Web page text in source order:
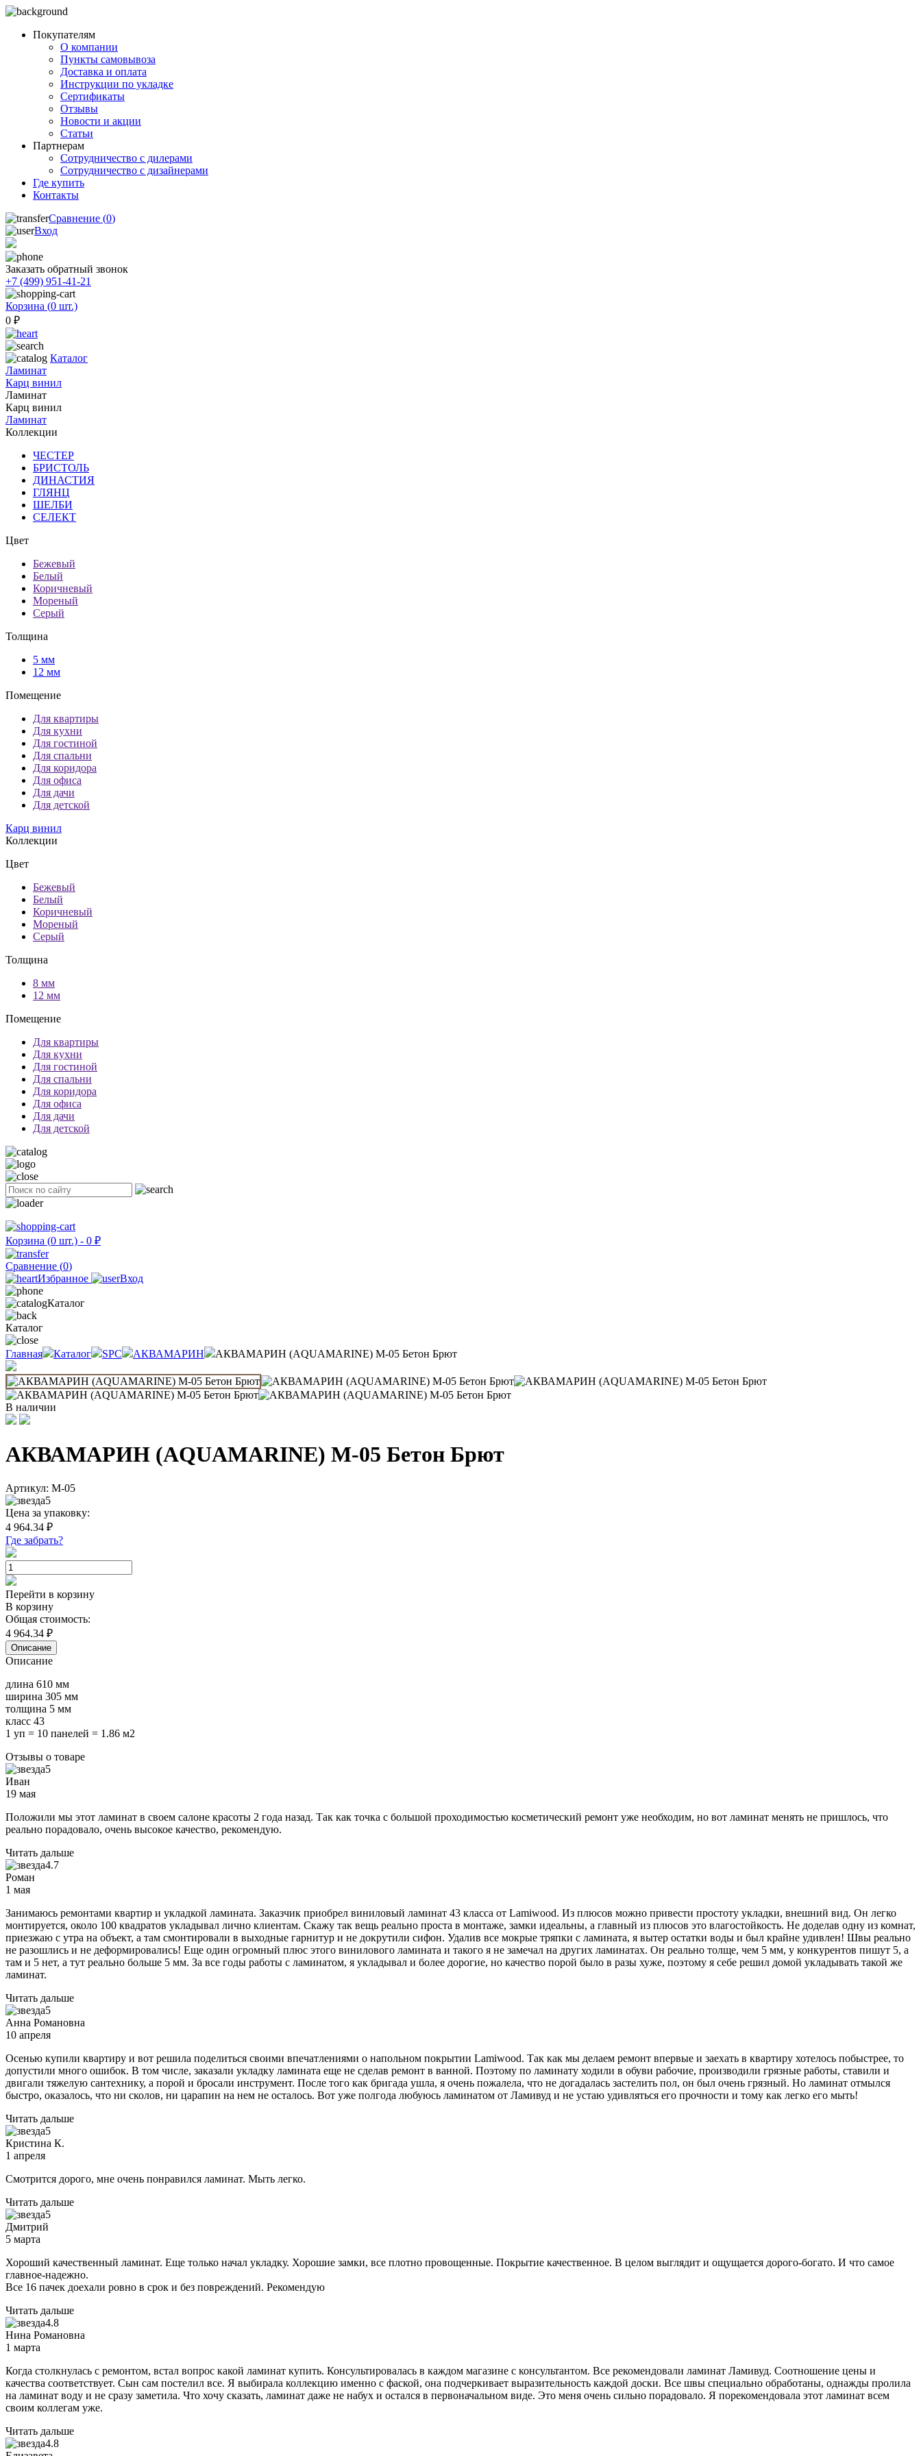
Покупателям
О компании
Пункты самовывоза
Доставка и оплата
Инструкции по укладке
Сертификаты
Отзывы
Новости и акции
Статьи
Партнерам
Сотрудничество с дилерами
Сотрудничество с дизайнерами
Где купить
Контакты
Сравнение (0)
Вход
Заказать обратный звонок
+7 (499) 951-41-21
Корзина (0 шт.)
0 ₽
Каталог
Ламинат
Карц винил
Ламинат
Карц винил
Ламинат
Коллекции
ЧЕСТЕР
БРИСТОЛЬ
ДИНАСТИЯ
ГЛЯНЦ
ШЕЛБИ
СЕЛЕКТ
Цвет
Бежевый
Белый
Коричневый
Мореный
Серый
Толщина
5 мм
12 мм
Помещение
Для квартиры
Для кухни
Для гостиной
Для спальни
Для коридора
Для офиса
Для дачи
Для детской
Карц винил
Коллекции
Цвет
Бежевый
Белый
Коричневый
Мореный
Серый
Толщина
8 мм
12 мм
Помещение
Для квартиры
Для кухни
Для гостиной
Для спальни
Для коридора
Для офиса
Для дачи
Для детской
Корзина (0 шт.) - 0 ₽
Сравнение (0)
Избранное
Вход
Каталог
Каталог
Главная Каталог SPC АКВАМАРИН АКВАМАРИН (AQUAMARINE) M-05 Бетон Брют
В наличии
АКВАМАРИН (AQUAMARINE) M-05 Бетон Брют
Артикул: M-05
5
Цена за упаковку:
4 964.34 ₽
Где забрать?
Перейти в корзину
В корзину
Общая стоимость:
4 964.34 ₽
Описание
Описание
длина 610 мм
ширина 305 мм
толщина 5 мм
класс 43
1 уп = 10 панелей = 1.86 м2
Отзывы о товаре
5
Иван
19 мая
Положили мы этот ламинат в своем салоне красоты 2 года назад. Так как точка с большой проходимостью косметический ремонт уже необходим, но вот ламинат менять не пришлось, что
реально порадовало, очень высокое качество, рекомендую.
Читать дальше
4.7
Роман
1 мая
Занимаюсь ремонтами квартир и укладкой ламината. Заказчик приобрел виниловый ламинат 43 класса от Lamiwood. Из плюсов можно привести простоту укладки, внешний вид. Он легко
монтируется, около 100 квадратов укладывал лично клиентам. Скажу так вещь реально проста в монтаже, замки идеальны, а главный из плюсов это влагостойкость. Не доделав одну из комнат,
приезжаю с утра на объект, а там смонтировали в выходные гарнитур и не докрутили сифон. Удалив все мокрые тряпки с ламината, я вытер остатки воды и был крайне удивлен! Швы реально
не разошлись и не деформировались! Еще один огромный плюс этого винилового ламината и такого я не замечал на других ламинатах. Он реально толще, чем 5 мм, у конкурентов пишут 5, а
там и 5 нет, а тут реально больше 5 мм. За все годы работы с ламинатом, я укладывал и более дорогие, но качество порой было в разы хуже, поэтому я себе решил домой укладывать такой же
ламинат.
Читать дальше
5
Анна Романовна
10 апреля
Осенью купили квартиру и вот решила поделиться своими впечатлениями о напольном покрытии Lamiwood. Так как мы делаем ремонт впервые и заехать в квартиру хотелось побыстрее, то
допустили много ошибок. В том числе, заказали укладку ламината еще не сделав ремонт в ванной. Поэтому по ламинату ходили в обуви рабочие, производили грязные работы, ставили и
двигали тяжелую сантехнику, а порой и бросали инструмент. После того как бригада ушла, я очень пожалела, что не догадалась застелить пол, он был очень грязный. Но ламинат отмылся
быстро, оказалось, что ни сколов, ни царапин на нем не осталось. Вот уже полгода любуюсь ламинатом от Ламивуд и не устаю удивляться его прочности и тому как легко его мыть!
Читать дальше
5
Кристина К.
1 апреля
Смотрится дорого, мне очень понравился ламинат. Мыть легко.
Читать дальше
5
Дмитрий
5 марта
Хороший качественный ламинат. Еще только начал укладку. Хорошие замки, все плотно провощенные. Покрытие качественное. В целом выглядит и ощущается дорого-богато. И что самое
главное-надежно.
Все 16 пачек доехали ровно в срок и без повреждений. Рекомендую
Читать дальше
4.8
Нина Романовна
1 марта
Когда столкнулась с ремонтом, встал вопрос какой ламинат купить. Консультировалась в каждом магазине с консультантом. Все рекомендовали ламинат Ламивуд. Соотношение цены и
качества соответствует. Сын сам постелил все. Я выбирала коллекцию именно с фаской, она подчеркивает выразительность каждой доски. Все швы специально обработаны, однажды пролила
на ламинат воду и не сразу заметила. Что хочу сказать, ламинат даже не набух и остался в первоначальном виде. Это меня очень сильно порадовало. Я порекомендовала этот ламинат всем
своим коллегам уже.
Читать дальше
4.8